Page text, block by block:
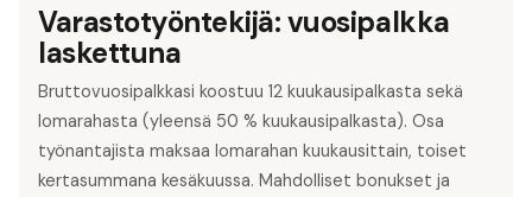
Varastotyöntekijä: vuosipalkka
laskettuna
Bruttovuosipalkkasi koostuu 12 kuukausipalkasta sekä
lomarahasta (yleensä 50 % kuukausipalkasta). Osa
työnantajista maksaa lomarahan kuukausittain, toiset
kertasummana kesäkuussa. Mahdolliset bonukset ja